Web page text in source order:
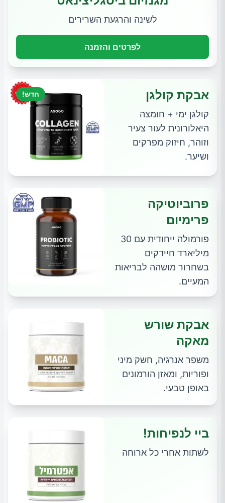
לשינה והרגעת השרירים
לפרטים והזמנה
חדש! אבקת קולגן
קולגן ימי + חומצה
היאלורונית לעור צעיר
וזוהר, חיזוק מפרקים
ושיער.
פרוביוטיקה
פרימיום
פורמולה ייחודית עם 30
מיליארד חיידקים
בשחרור מושהה לבריאות
המעיים.
אבקת שורש
מאקה
משפר אנרגיה, חשק מיני
ופוריות, ומאזן הורמונים
באופן טבעי.
ביי לנפיחות!
לשתות אחרי כל ארוחה